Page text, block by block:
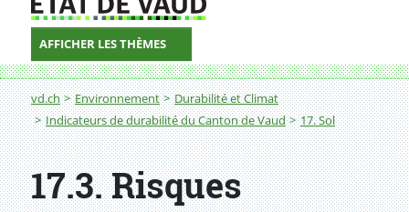
AFFICHER LES THÈMES
Fil d'Ariane
vd.ch Environnement
Durabilité et Climat
Indicateurs de durabilité du Canton de Vaud
17. Sol
17.3. Indicateur
17.3. Risques